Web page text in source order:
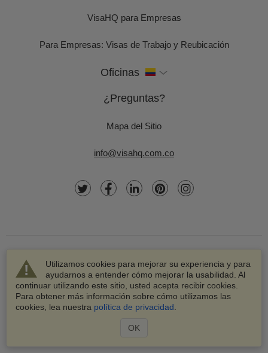
Utilizamos cookies para mejorar su experiencia y para
ayudarnos a entender cómo mejorar la usabilidad. Al
continuar utilizando este sitio, usted acepta recibir cookies.
Para obtener más información sobre cómo utilizamos las
cookies, lea nuestra política de privacidad
OK
VisaHQ para Empresas
Para Empresas: Visas de Trabajo y Reubicación
Oficinas
¿Preguntas?
Mapa del Sitio
info@visahq.com.co
© 2003-2026 VisaHQ.com, Inc. Todos los derechos
reservados.
VisaHQ y el logotipo de VisaHQ son marcas registradas de
VisaHQ.com, Inc.